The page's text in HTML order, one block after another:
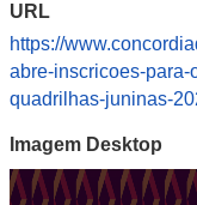
URL
https://
abre-inscricoes-
quadrilhas-juninas-
Imagem Desktop